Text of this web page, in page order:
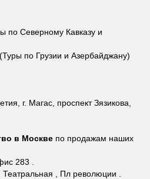
по Северному Кавказу и
по Грузии и Азербайджану)
г. Магас, проспект Зязикова,
в Москве по продажам наших
283 .
, Пл революции .